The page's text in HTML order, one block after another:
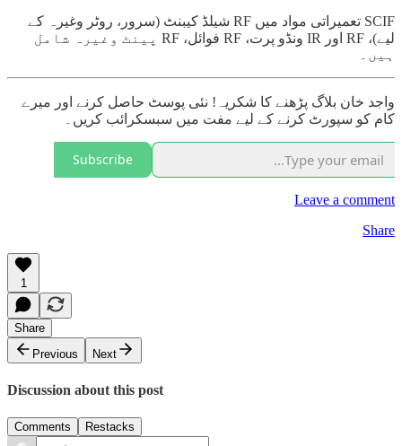
SCIF تعمیراتی مواد میں RF شیلڈ کیبنٹ (سرور، روٹر وغیرہ کے
لیے)، RF اور IR ونڈو پرت، RF فوائل، RF پینٹ وغیرہ شامل
ہیں۔
واجد خان بلاگ پڑھنے کا شکریہ! نئی پوسٹ حاصل کرنے اور میرے
کام کو سپورٹ کرنے کے لیے مفت میں سبسکرائب کریں۔
Subscribe
Leave a comment
Share
1
Share
Previous
Next
Discussion about this post
Comments Restacks